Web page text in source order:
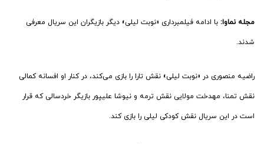
مجله نماوا: با ادامه فیلمبرداری «نوبت لیلی» دیگر بازیگران این سریال معرفی
شدند.
راضیه منصوری در «نوبت لیلی» نقش تارا را بازی می‌کند، در کنار او افسانه کمالی
نقش تمنا، مهدخت مولایی نقش ترمه و نیوشا علیپور بازیگر خردسالی که قرار
است در این سریال نقش کودکی لیلی را بازی کند.